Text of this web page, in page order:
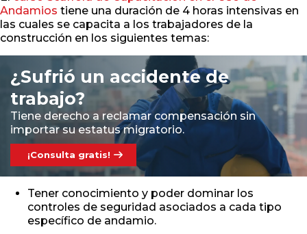
Andamios tiene una duración de 4 horas intensivas en
las cuales se capacita a los trabajadores de la
construcción en los siguientes temas:
¿Sufrió un accidente de
trabajo?
Tiene derecho a reclamar compensación sin
importar su estatus migratorio.
¡Consulta gratis!
Tener conocimiento y poder dominar los
controles de seguridad asociados a cada tipo
específico de andamio.